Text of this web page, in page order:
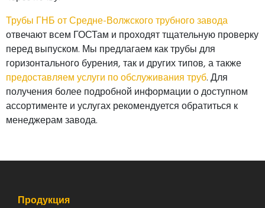
Трубы ГНБ от Средне-Волжского трубного завода
отвечают всем ГОСТам и проходят тщательную проверку
перед выпуском. Мы предлагаем как трубы для
горизонтального бурения, так и других типов, а также
предоставляем услуги по обслуживания труб. Для
получения более подробной информации о доступном
ассортименте и услугах рекомендуется обратиться к
менеджерам завода.
Продукция